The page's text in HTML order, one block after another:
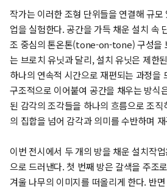
작가는 이러한 조형 단위들을 연결해 규
업을 실험한다. 공간을 가득 채운 설치 속
조 중심의 톤온톤(tone-on-tone) 구성을
는 브로치 유닛과 달리, 설치 유닛은 제한
하나의 연속적 시간으로 재편되는 과정을
구조적으로 이어붙여 공간을 채우는 방식
된 감각의 조각들을 하나의 흐름으로 조
의 집합을 넘어 감각과 의미를 수반하며
이번 전시에서 두 개의 방을 채운 설치작
으로 드러낸다. 첫 번째 방은 갈색을 주조
겨울 나무의 이미지를 떠올리게 한다. 반